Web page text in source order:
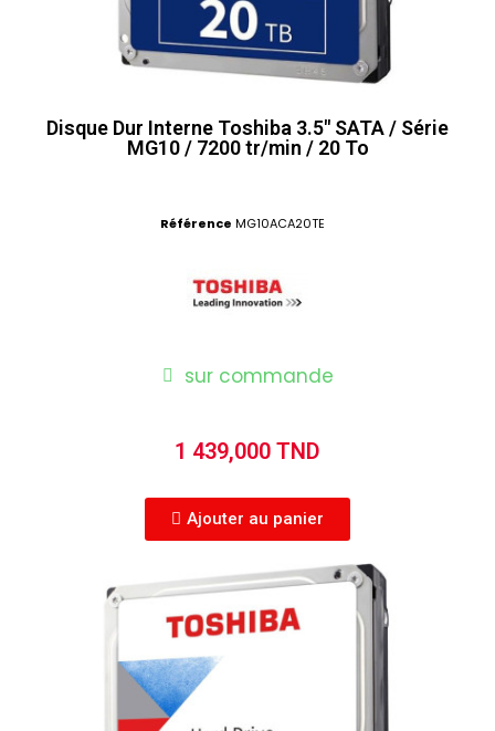
Disque Dur Interne Toshiba 3.5" SATA / Série
MG10 / 7200 tr/min / 20 To
Référence MG10ACA20TE
sur commande
1 439,000 TND
Ajouter au panier